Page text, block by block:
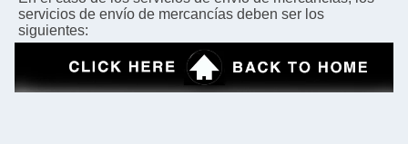
servicios de envío de mercancías deben ser los
siguientes: